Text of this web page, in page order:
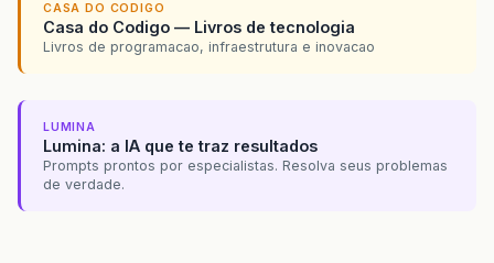
CASA DO CODIGO
Casa do Codigo — Livros de tecnologia
Livros de programacao, infraestrutura e inovacao
LUMINA
Lumina: a IA que te traz resultados
Prompts prontos por especialistas. Resolva seus problemas
de verdade.